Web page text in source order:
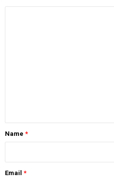
Name *
Email *